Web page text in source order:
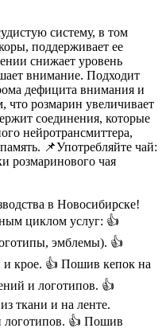
систему, в том
поддерживает ее
снижает уровень
внимание. Подходит
дефицита внимания и
что розмарин увеличивает
соединения, которые
нейротрансмиттера,
📌Употребляйте чай:
розмаринового чая
в Новосибирске!
циклом услуг: 👍
эмблемы). 👍
и крое. 👍 Пошив кепок на
и логотипов. 👍
ткани и на ленте.
логотипов. 👍 Пошив